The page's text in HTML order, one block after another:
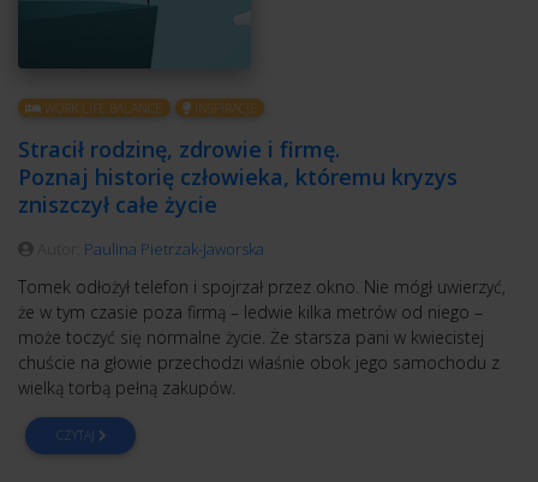
WORK-LIFE BALANCE INSPIRACJE
Stracił rodzinę, zdrowie i firmę.
Poznaj historię człowieka, któremu kryzys
zniszczył całe życie
Paulina Pietrzak-Jaworska
Tomek odłożył telefon i spojrzał przez okno. Nie mógł uwierzyć,
że w tym czasie poza firmą – ledwie kilka metrów od niego –
może toczyć się normalne życie. Że starsza pani w kwiecistej
chuście na głowie przechodzi właśnie obok jego samochodu z
wielką torbą pełną zakupów.
CZYTAJ